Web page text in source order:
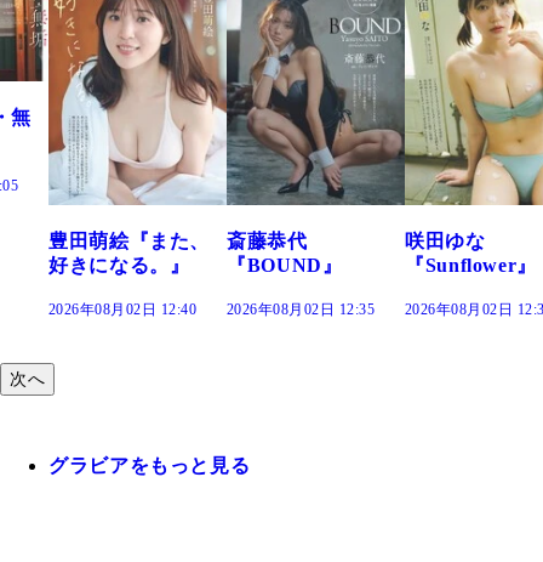
斎藤恭代
『BOUND』
2026年08月02日 12:35
咲田ゆな
『Sunflower』
2026年08月02日 12:30
藤水咲桜『花
だまり』
2026年08月02日
次へ
グラビアをもっと見る